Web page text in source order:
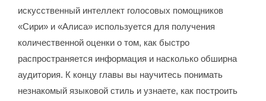
искусственный интеллект голосовых помощников
«Сири» и «Алиса» используется для получения
количественной оценки о том, как быстро
распространяется информация и насколько обширна
аудитория. К концу главы вы научитесь понимать
незнакомый языковой стиль и узнаете, как построить